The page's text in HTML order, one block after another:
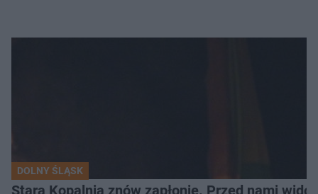
DOLNY ŚLĄSK
Stara Kopalnia znów zapłonie. Przed nami